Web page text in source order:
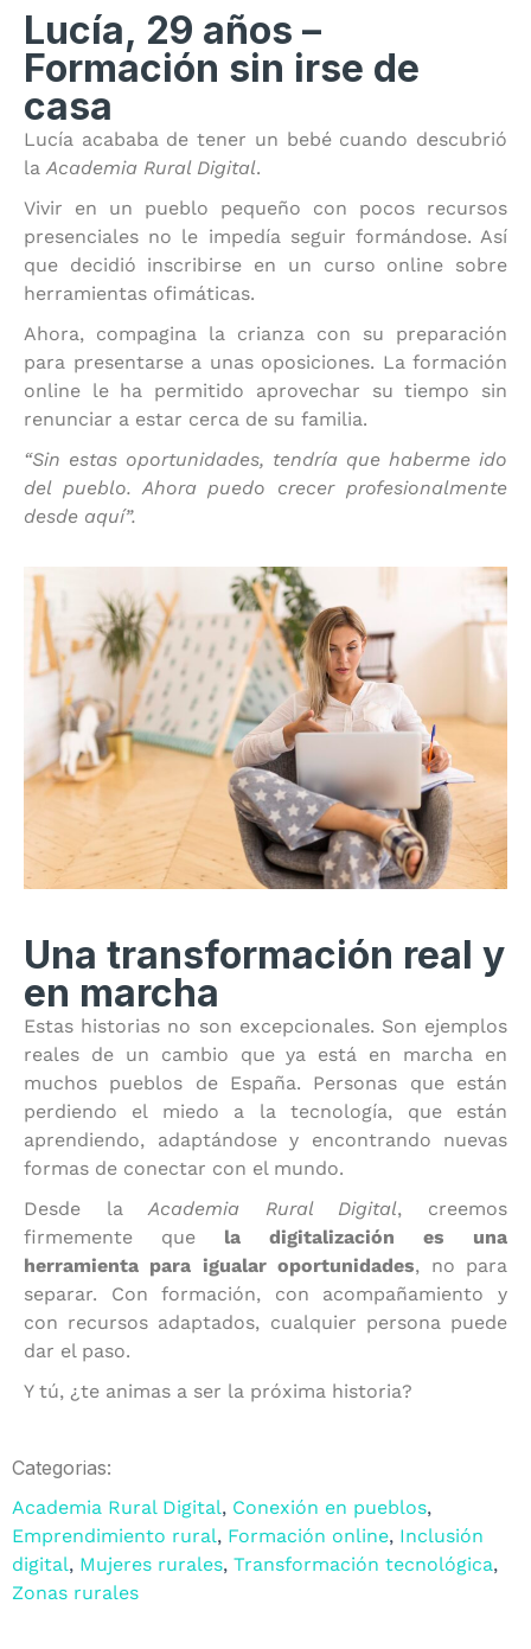
Lucía, 29 años –
Formación sin irse de
casa
Lucía acababa de tener un bebé cuando descubrió
laAcademia Rural Digital.
Vivir en un pueblo pequeño con pocos recursos
presenciales no le impedía seguir formándose. Así
que decidió inscribirse en un curso online sobre
herramientas ofimáticas.
Ahora, compagina la crianza con su preparación
para presentarse a unas oposiciones. La formación
online le ha permitido aprovechar su tiempo sin
renunciar a estar cerca de su familia.
“Sin estas oportunidades, tendría que haberme ido
del pueblo. Ahora puedo crecer profesionalmente
desde aquí”.
Una transformación real y
en marcha
Estas historias no son excepcionales. Son ejemplos
reales de un cambio que ya está en marcha en
muchos pueblos de España. Personas que están
perdiendo el miedo a la tecnología, que están
aprendiendo, adaptándose y encontrando nuevas
formas de conectar con el mundo.
Desde laAcademia Rural Digital, creemos
firmemente que la digitalización es una
herramienta para igualar oportunidades, no para
separar. Con formación, con acompañamiento y
con recursos adaptados, cualquier persona puede
dar el paso.
Y tú, ¿te animas a ser la próxima historia?
Categorias:
Academia Rural Digital, Conexión en pueblos,
Emprendimiento rural, Formación online, Inclusión
digital, Mujeres rurales, Transformación tecnológica,
Zonas rurales